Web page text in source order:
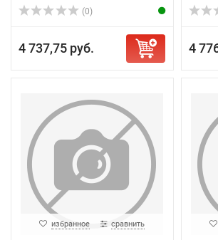
(0)
4 737,75 руб. 4
избранное сравнить